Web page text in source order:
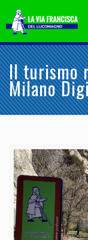
Il turismo
Milano